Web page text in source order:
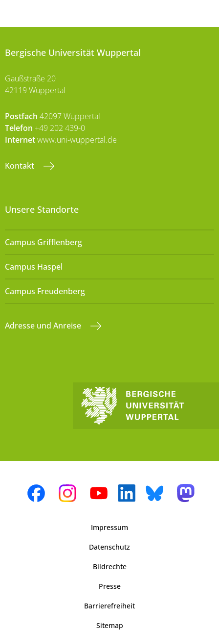
Bergische Universität Wuppertal
Gaußstraße 20
42119 Wuppertal
Postfach 42097 Wuppertal
Telefon +49 202 439-0
Internetwww.uni-wuppertal.de
Kontakt
Unsere Standorte
Campus Grifflenberg
Campus Haspel
Campus Freudenberg
Adresse und Anreise
Impressum
Datenschutz
Bildrechte
Presse
Barrierefreiheit
Sitemap